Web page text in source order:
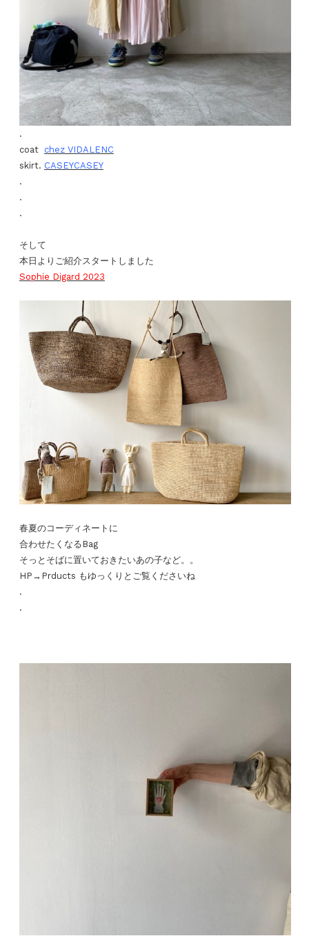
.
coat chez VIDALENC
skirt. CASEYCASEY
.
.
.
そして
本日よりご紹介スタートしました
Sophie Digard 2023
春夏のコーディネートに
合わせたくなるBag
そっとそばに置いておきたいあの子など。。
HP→Prducts もゆっくりとご覧くださいね
.
.